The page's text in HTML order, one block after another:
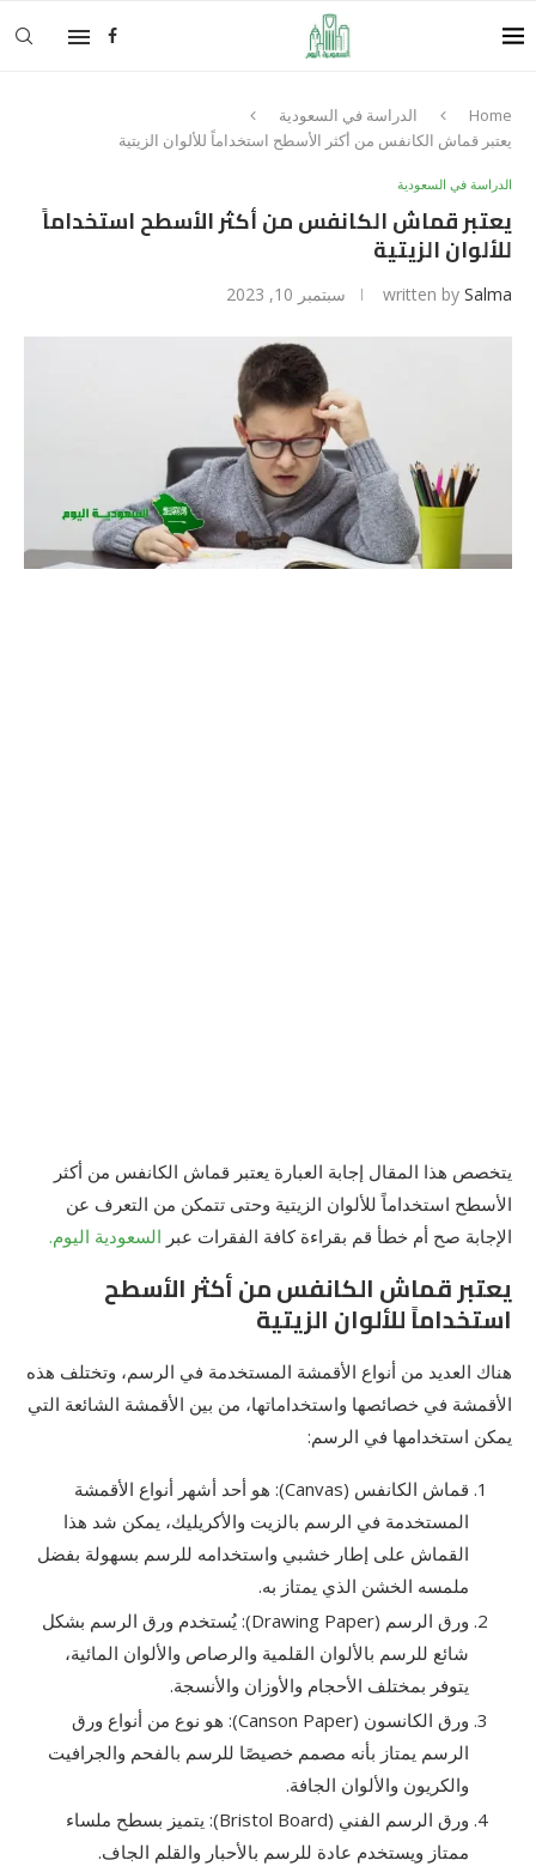
Home
الدراسة في السعودية
يعتبر قماش الكانفس من أكثر الأسطح استخداماً للألوان الزيتية
الدراسة في السعودية
يعتبر قماش الكانفس من أكثر الأسطح استخداماً
للألوان الزيتية
written by Salma سبتمبر 10, 2023
يتخصص هذا المقال إجابة العبارة يعتبر قماش الكانفس من أكثر
الأسطح استخداماً للألوان الزيتية وحتى تتمكن من التعرف عن
الإجابة صح أم خطأ قم بقراءة كافة الفقرات عبر السعودية اليوم.
يعتبر قماش الكانفس من أكثر الأسطح
استخداماً للألوان الزيتية
هناك العديد من أنواع الأقمشة المستخدمة في الرسم، وتختلف هذه
الأقمشة في خصائصها واستخداماتها، من بين الأقمشة الشائعة التي
يمكن استخدامها في الرسم:
قماش الكانفس (Canvas): هو أحد أشهر أنواع الأقمشة
المستخدمة في الرسم بالزيت والأكريليك، يمكن شد هذا
القماش على إطار خشبي واستخدامه للرسم بسهولة بفضل
ملمسه الخشن الذي يمتاز به.
ورق الرسم (Drawing Paper): يُستخدم ورق الرسم بشكل
شائع للرسم بالألوان القلمية والرصاص والألوان المائية،
يتوفر بمختلف الأحجام والأوزان والأنسجة.
ورق الكانسون (Canson Paper): هو نوع من أنواع ورق
الرسم يمتاز بأنه مصمم خصيصًا للرسم بالفحم والجرافيت
والكريون والألوان الجافة.
ورق الرسم الفني (Bristol Board): يتميز بسطح ملساء
ممتاز ويستخدم عادة للرسم بالأحبار والقلم الجاف.